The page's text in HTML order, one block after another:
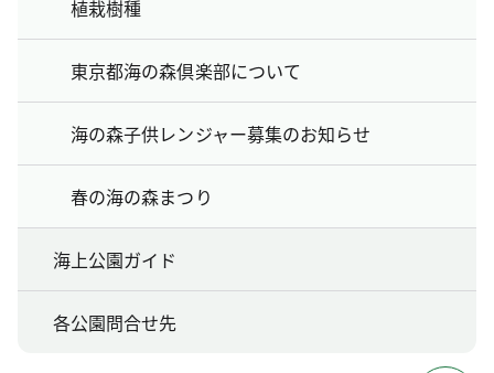
植栽樹種
東京都海の森倶楽部について
海の森子供レンジャー募集のお知らせ
春の海の森まつり
海上公園ガイド
各公園問合せ先